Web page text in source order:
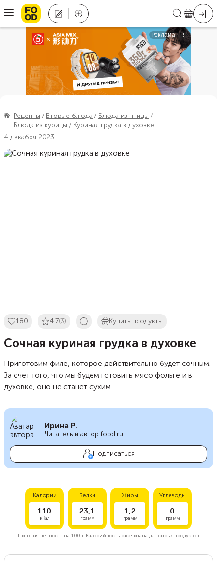
Рецепты Вторые блюда
Блюда из птицы
Блюда из курицы
Куриная грудка в духовке
4 декабря 2023
180 4.7(3) Купить продукты
Сочная куриная грудка в духовке
Приготовим филе, которое действительно будет сочным.
За счет того, что мы будем готовить мясо фольге и в
духовке, оно не станет сухим.
Ирина Р.
Читатель и автор food.ru
Подписаться
Калории
110
кКал
Белки
23,1
грамм
Жиры
1,2
грамм
Углеводы
0
грамм
Пищевая ценность на 100 г.Калорийность рассчитана для сырых продуктов.